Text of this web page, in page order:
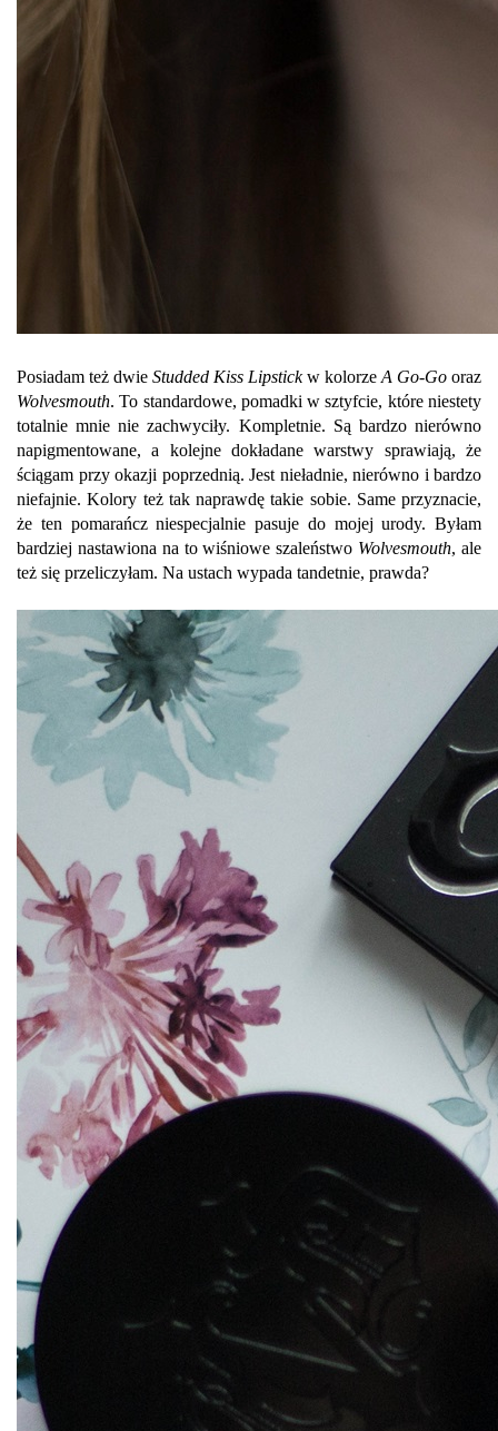
Posiadam też dwie Studded Kiss Lipstickw kolorze A Go-Go oraz
Wolvesmouth. To standardowe, pomadki w sztyfcie, które niestety
totalnie mnie nie zachwyciły. Kompletnie. Są bardzo nierówno
napigmentowane, a kolejne dokładane warstwy sprawiają, że
ściągam przy okazji poprzednią. Jest nieładnie, nierówno i bardzo
niefajnie. Kolory też tak naprawdę takie sobie. Same przyznacie,
że ten pomarańcz niespecjalnie pasuje do mojej urody. Byłam
bardziej nastawiona na to wiśniowe szaleństwo Wolvesmouth, ale
też się przeliczyłam. Na ustach wypada tandetnie, prawda?